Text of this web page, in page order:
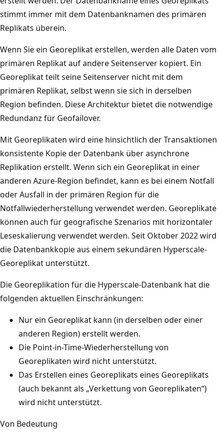
stimmt immer mit dem Datenbanknamen des primären
Replikats überein.
Wenn Sie ein Georeplikat erstellen, werden alle Daten vom
primären Replikat auf andere Seitenserver kopiert. Ein
Georeplikat teilt seine Seitenserver nicht mit dem
primären Replikat, selbst wenn sie sich in derselben
Region befinden. Diese Architektur bietet die notwendige
Redundanz für Geofailover.
Mit Georeplikaten wird eine hinsichtlich der Transaktionen
konsistente Kopie der Datenbank über asynchrone
Replikation erstellt. Wenn sich ein Georeplikat in einer
anderen Azure-Region befindet, kann es bei einem Notfall
oder Ausfall in der primären Region für die
Notfallwiederherstellung verwendet werden. Georeplikate
können auch für geografische Szenarios mit horizontaler
Leseskalierung verwendet werden. Seit Oktober 2022 wird
die Datenbankkopie aus einem sekundären Hyperscale-
Georeplikat unterstützt.
Die Georeplikation für die Hyperscale-Datenbank hat die
folgenden aktuellen Einschränkungen:
Nur ein Georeplikat kann (in derselben oder einer
anderen Region) erstellt werden.
Die Point-in-Time-Wiederherstellung von
Georeplikaten wird nicht unterstützt.
Das Erstellen eines Georeplikats eines Georeplikats
(auch bekannt als „Verkettung von Georeplikaten“)
wird nicht unterstützt.
Von Bedeutung